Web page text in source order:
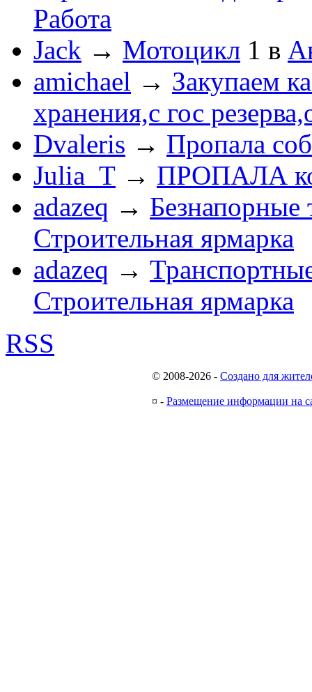
Работа
Jack → Мотоцикл 1 в
amichael → Закупаем
хранения,с гос
Dvaleris → Пропала
Julia_T → ПРОПАЛА
adazeq → Безнапорные
Строительная ярмарка
adazeq →
Строительная ярмарка
RSS
© 2008-2026 - Создано для
¤ - Размещение информации на